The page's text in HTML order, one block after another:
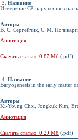
3
Название
Измерение CP-нарушения в
Авторы
В. С. Сергейчик, С. М.
Аннотация
Скачать статью 0.87 Мб (.pdf)
4 Название
Baryogenesis in the early matter
Авторы
Ki-Young Choi, Jongkuk Kim,
Аннотация
Скачать статью 0.29 Мб (.pdf)